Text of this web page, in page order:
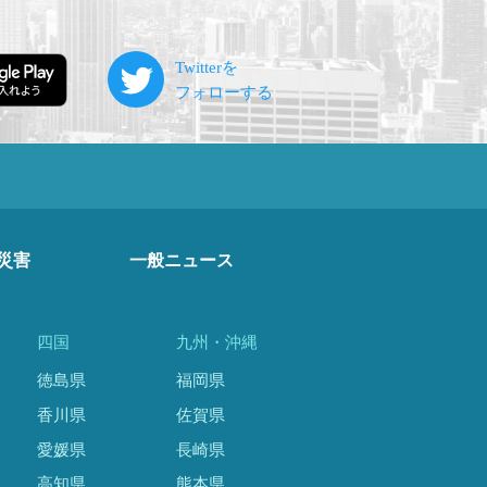
害 一般ニュース
四国
徳島県
香川県
愛媛県
九州・沖縄
福岡県
佐賀県
長崎県